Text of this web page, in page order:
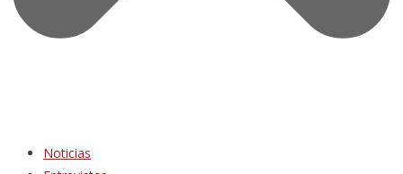
Noticias